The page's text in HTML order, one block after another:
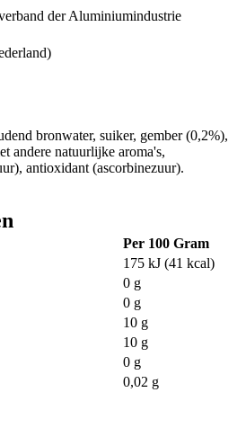
der Aluminiumindustrie
bronwater, suiker, gember (0,2%),
andere natuurlijke aroma's,
antioxidant (ascorbinezuur).
Per 100 Gram
175 kJ (41 kcal)
0 g
0 g
10 g
10 g
0 g
0,02 g